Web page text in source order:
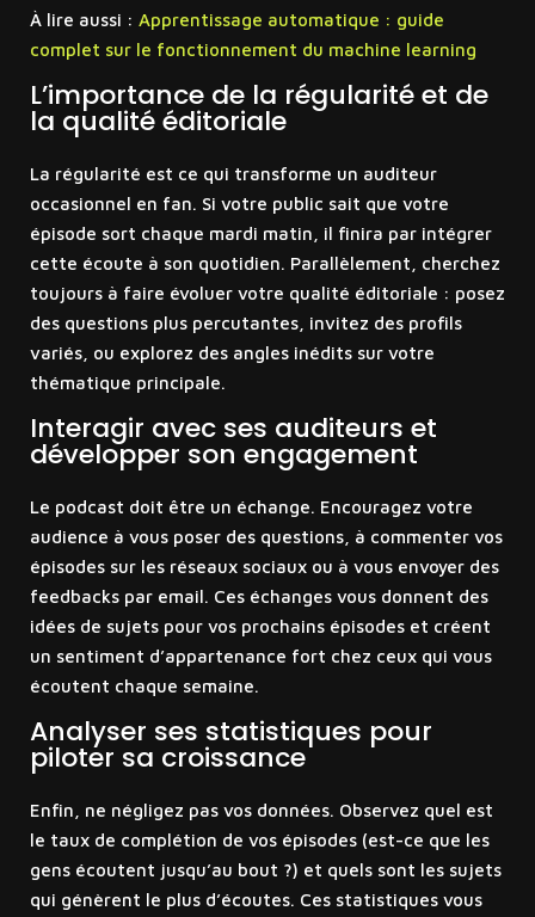
À lire aussi : Apprentissage automatique : guide
complet sur le fonctionnement du machine learning
L’importance de la régularité et de
la qualité éditoriale
La régularité est ce qui transforme un auditeur
occasionnel en fan. Si votre public sait que votre
épisode sort chaque mardi matin, il finira par intégrer
cette écoute à son quotidien. Parallèlement, cherchez
toujours à faire évoluer votre qualité éditoriale : posez
des questions plus percutantes, invitez des profils
variés, ou explorez des angles inédits sur votre
thématique principale.
Interagir avec ses auditeurs et
développer son engagement
Le podcast doit être un échange. Encouragez votre
audience à vous poser des questions, à commenter vos
épisodes sur les réseaux sociaux ou à vous envoyer des
feedbacks par email. Ces échanges vous donnent des
idées de sujets pour vos prochains épisodes et créent
un sentiment d’appartenance fort chez ceux qui vous
écoutent chaque semaine.
Analyser ses statistiques pour
piloter sa croissance
Enfin, ne négligez pas vos données. Observez quel est
le taux de complétion de vos épisodes (est-ce que les
gens écoutent jusqu’au bout ?) et quels sont les sujets
qui génèrent le plus d’écoutes. Ces statistiques vous